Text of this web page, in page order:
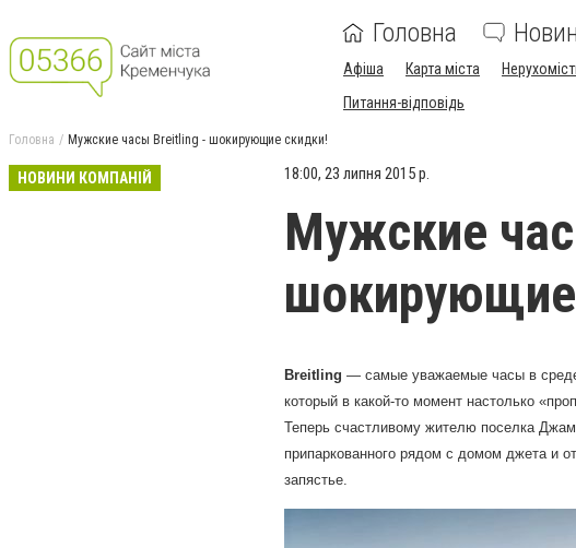
Головна
Афіша Карта міста
Питання-відповідь
Головна Мужские часы Breitling - шокирующие скидки!
НОВИНИ КОМПАНІЙ 18:00, 23 липня 2015 р.
Мужские
Breitling — самые уважаемые часы в
который в какой-то момент настолько
Теперь счастливому жителю поселка
припаркованного рядом с домом джета и
запястье.